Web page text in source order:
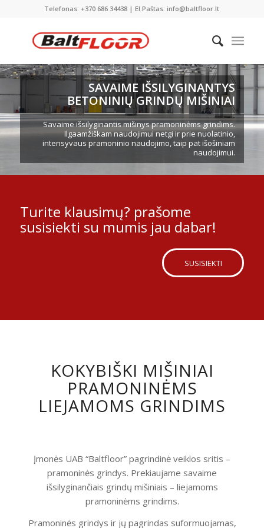
Telefonas: +370 686 34438 | El.Paštas: info@baltfloor.lt
SAVAIME IŠSILYGINANTYS
BETONINIŲ GRINDŲ MIŠINIAI
Savaime išsilyginantis mišinys pramoninėms grindims.
Ilgaamžiškam naudojimui netgi ir prie nuolatinio,
intensyvaus pramoninio naudojimo, taip pat išošiniam
naudojimui.
Turite klausimų? prašome
susisiekti su mumis jau dabar!
SUSISIEKTI
KOKYBIŠKI MIŠINIAI
PRAMONINĖMS
LIEJAMOMS GRINDIMS
Įmonės UAB “Baltfloor” pagrindinė veiklos sritis –
pramoninės grindys. Prekiaujame savaime
išsilyginančiais grindų mišiniais – liejamoms
pramoninėms grindims.
Pramoninės grindys ir jų pagrindas suformuojamas,